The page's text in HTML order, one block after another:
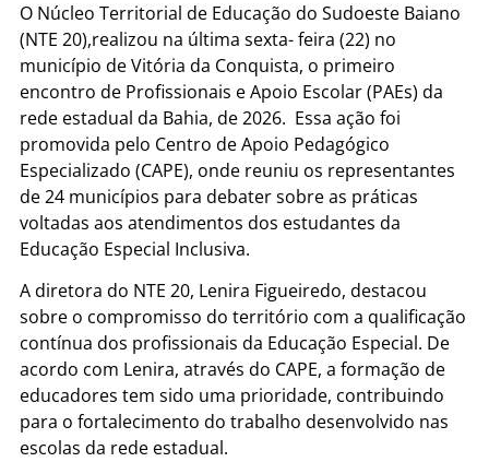
O Núcleo Territorial de Educação do Sudoeste Baiano
(NTE 20),realizou na última sexta- feira (22) no
município de Vitória da Conquista, o primeiro
encontro de Profissionais e Apoio Escolar (PAEs) da
rede estadual da Bahia, de 2026. Essa ação foi
promovida pelo Centro de Apoio Pedagógico
Especializado (CAPE), onde reuniu os representantes
de 24 municípios para debater sobre as práticas
voltadas aos atendimentos dos estudantes da
Educação Especial Inclusiva.
A diretora do NTE 20, Lenira Figueiredo, destacou
sobre o compromisso do território com a qualificação
contínua dos profissionais da Educação Especial. De
acordo com Lenira, através do CAPE, a formação de
educadores tem sido uma prioridade, contribuindo
para o fortalecimento do trabalho desenvolvido nas
escolas da rede estadual.